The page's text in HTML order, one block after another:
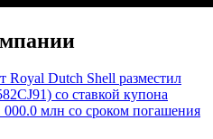
Dutch Shell разместил
со ставкой купона
млн со сроком погашения